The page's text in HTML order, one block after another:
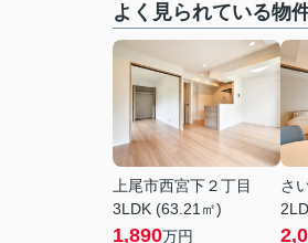
よく見られている物
上尾市西宮下２丁目
3LDK (63.21㎡)
1,890万円
さ